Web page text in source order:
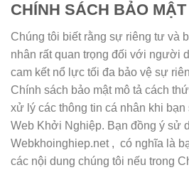
CHÍNH SÁCH BẢO MẬT
Chúng tôi biết rằng sự riêng tư và
nhân rất quan trọng đối với người
cam kết nổ lực tối đa bảo vệ sự
Chính sách bảo mật mô tả cách
xử lý các thông tin cá nhân khi
Web Khởi Nghiệp. Bạn đồng ý sử
Webkhoinghiep.net , có nghĩa là
các nội dung chúng tôi nếu trong